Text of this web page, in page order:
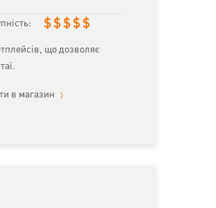
$ $ $ $ $
що дозволяє
в магазин